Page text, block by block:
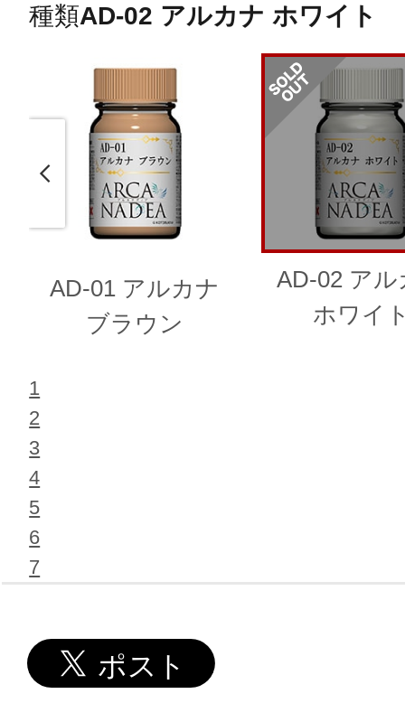
種類AD-02 アルカナ ホワイト
AD-01 アルカナ
ブラウン
AD-02 アル
ホワイ
1
2
3
4
5
6
7